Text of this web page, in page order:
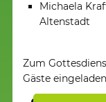
Michaela
Altenstadt
Zum
Gäste